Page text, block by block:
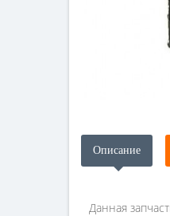
Описание
Данная